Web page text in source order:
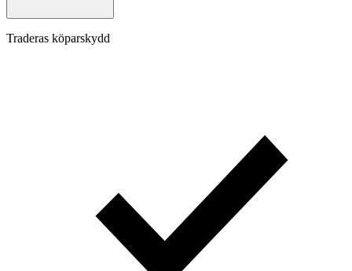
Traderas köparskydd